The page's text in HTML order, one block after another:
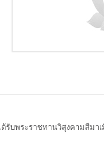
รับพระราชทานวิสุงคามสีมา